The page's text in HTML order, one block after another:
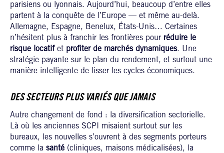
parisiens ou lyonnais. Aujourd’hui, beaucoup d’entre elles
partent à la conquête de l’Europe — et même au-delà.
Allemagne, Espagne, Benelux, États-Unis… Certaines
n’hésitent plus à franchir les frontières pour réduire le
risque locatifet profiter de marchés dynamiques. Une
stratégie payante sur le plan du rendement, et surtout une
manière intelligente de lisser les cycles économiques.
DES SECTEURS PLUS VARIÉS QUE JAMAIS
Autre changement de fond : la diversification sectorielle.
Là où les anciennes SCPI misaient surtout sur les
bureaux, les nouvelles s’ouvrent à des segments porteurs
comme la santé (cliniques, maisons médicalisées), la